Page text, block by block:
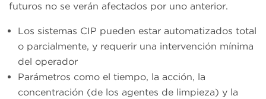
futuros no se verán afectados por uno anterior.
Los sistemas CIP pueden estar automatizados total
o parcialmente, y requerir una intervención mínima
del operador
Parámetros como el tiempo, la acción, la
concentración (de los agentes de limpieza) y la